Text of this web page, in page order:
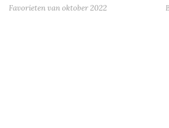
Favorieten van oktober 2022